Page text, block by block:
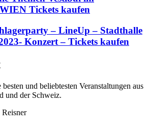
Tickets kaufen
– LineUp – Stadthalle
Konzert – Tickets kaufen
und beliebtesten Veranstaltungen aus
und der Schweiz.